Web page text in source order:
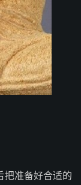
把准备好合适的